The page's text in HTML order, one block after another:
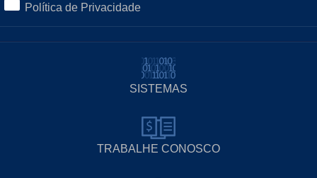
Política de Privacidade
SISTEMAS
TRABALHE CONOSCO